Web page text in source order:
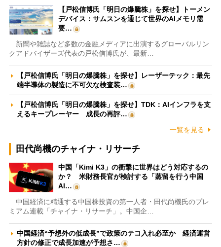
【戸松信博氏「明日の爆騰株」を探せ】トーメン
デバイス：サムスンを通じて世界のAIメモリ需
要…
新聞や雑誌など多数の金融メディアに出演するグローバルリン
クアドバイザーズ代表の戸松信博氏が、最新…
【戸松信博氏「明日の爆騰株」を探せ】レーザーテック：最先
端半導体の製造に不可欠な検査装…
【戸松信博氏「明日の爆騰株」を探せ】TDK：AIインフラを支
えるキープレーヤー 成長の再評…
一覧を見る
田代尚機のチャイナ・リサーチ
中国「Kimi K3」の衝撃に世界はどう対応するの
か？ 米財務長官が検討する「蒸留を行う中国
AI…
中国経済に精通する中国株投資の第一人者・田代尚機氏のプレ
ミアム連載「チャイナ・リサーチ」。中国企…
中国経済“予想外の低成長”で政策のテコ入れ必至か 経済運営
方針の修正で成長加速が予想さ…